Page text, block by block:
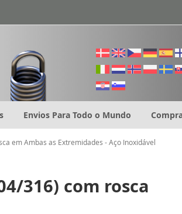
Envios Para Todo o Mundo
em Ambas as Extremidades - Aço Inoxidável
316) com rosca